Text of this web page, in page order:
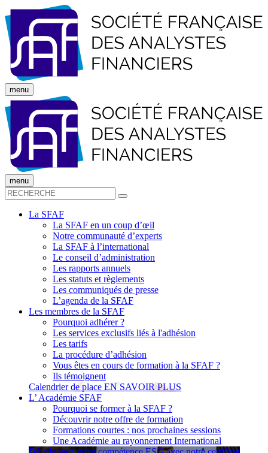
menu
menu
La SFAF
La SFAF en un coup d’œil
Notre communauté d’experts
La SFAF à l’international
Le conseil d’administration
Les rapports annuels
Les statuts et règlements
Les communiqués de presse
L’agenda de la SFAF
Les membres de la SFAF
Pourquoi adhérer ?
Les services exclusifs liés à l'adhésion
Les tarifs
La procédure d’adhésion
Vous êtes en cours de formation à la SFAF ?
Ils témoignent
Calendrier de place EN SAVOIR PLUS
L’ Académie SFAF
Pourquoi se former à la SFAF ?
Découvrir notre offre de formation
Formations courtes : nos prochaines sessions
Une Académie au rayonnement International